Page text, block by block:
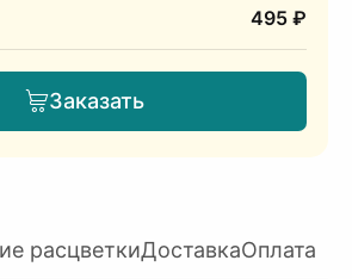
495 ₽
Заказать
расцветкиДоставкаОплата